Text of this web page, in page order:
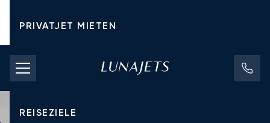
PRIVATJET MIETEN
CHARTERPREISE
PRIVATJETS
REISEZIELE